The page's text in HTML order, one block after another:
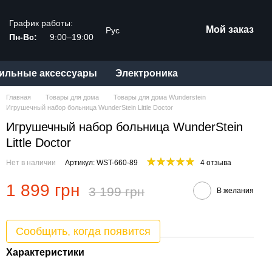
График работы:
Пн-Вс:
9:00–19:00
Рус Мой заказ
аксессуары Электроника
Главная Товары для дома
Товары для дома Wunderstein
Игрушечный набор больница WunderStein Little Doctor
Игрушечный набор больница WunderStein
Little Doctor
Нет в наличии Артикул: WST-660-89 4 отзыва
1 899 грн 3 199 грн В желания
Сообщить, когда появится
Характеристики